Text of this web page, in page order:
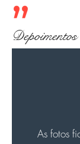
Depoimentos
As fotos